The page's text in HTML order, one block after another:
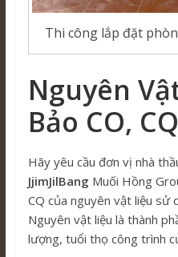
Thi công lắp đặt
Nguyên
Bảo CO, CQ
Hãy yêu cầu đơn vị nhà
JjimJilBang Muối Hồng
CQ của nguyên vật liệu sử
Nguyên vật liệu là thành
lượng, tuổi thọ công trình